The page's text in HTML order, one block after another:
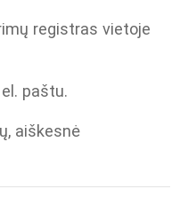
registras vietoje
paštu.
aiškesnė